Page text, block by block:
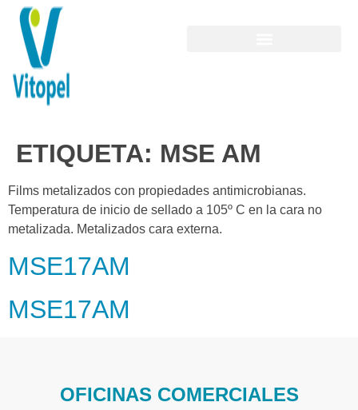
ETIQUETA: MSE AM
Films metalizados con propiedades antimicrobianas.
Temperatura de inicio de sellado a 105º C en la cara no
metalizada. Metalizados cara externa.
MSE17AM
MSE17AM
OFICINAS COMERCIALES